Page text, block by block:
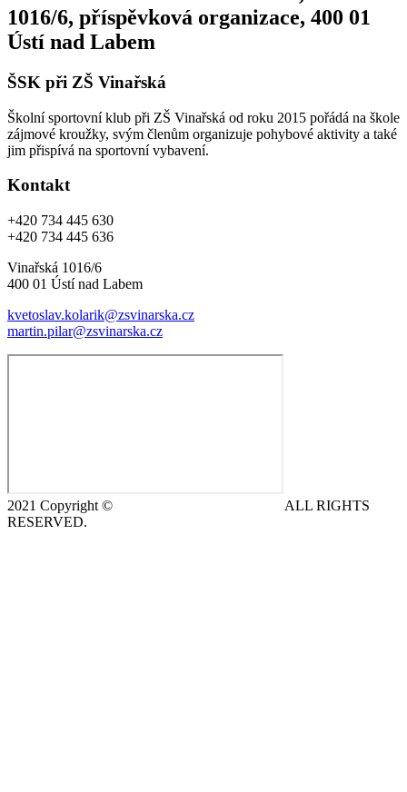
1016/6, příspěvková organizace, 400 01
Ústí nad Labem
ŠSK při ZŠ Vinařská
Školní sportovní klub při ZŠ Vinařská od roku 2015 pořádá na škole
zájmové kroužky, svým členům organizuje pohybové aktivity a také
jim přispívá na sportovní vybavení.
Kontakt
+420 734 445 630
+420 734 445 636
Vinařská 1016/6
400 01 Ústí nad Labem
kvetoslav.kolarik@zsvinarska.cz
martin.pilar@zsvinarska.cz
2021 Copyright ©
ALL RIGHTS
RESERVED.